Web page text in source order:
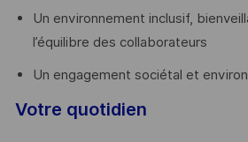
Un environnement inclusif,
l’équilibre des collaborateurs
Un engagement sociétal et
Votre quotidien